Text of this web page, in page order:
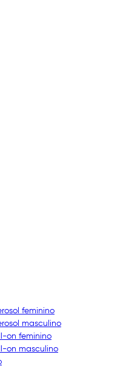
feminino
masculino
on feminino
on masculino